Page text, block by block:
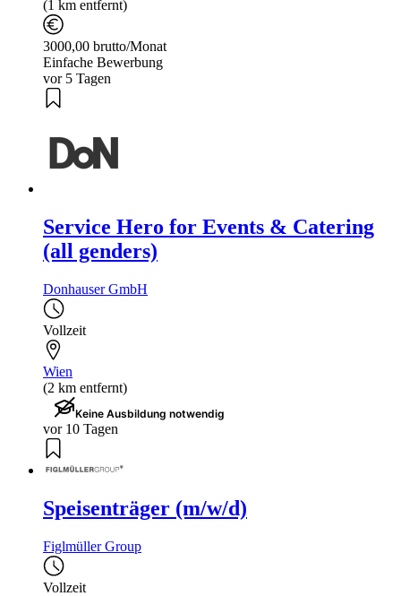
(1 km entfernt)
3000,00 brutto/Monat
Einfache Bewerbung
vor 5 Tagen
Service Hero for Events & Catering
(all genders)
Donhauser GmbH
Vollzeit
Wien
(2 km entfernt)
Keine Ausbildung notwendig
vor 10 Tagen
Speisenträger (m/w/d)
Figlmüller Group
Vollzeit